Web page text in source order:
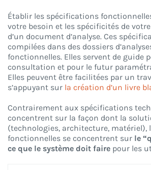
Établir les spécifications
votre besoin et les spécificités de
d’un document d’analyse. Ces
compilées dans des dossiers
fonctionnelles. Elles servent de guide
consultation et pour le futur
Elles peuvent être facilitées par un
s’appuyant sur la création d’un livre
Contrairement aux spécifications
concentrent sur la façon dont la
(technologies, architecture, matériel),
fonctionnelles se concentrent sur le
ce que le système doit faire pour les